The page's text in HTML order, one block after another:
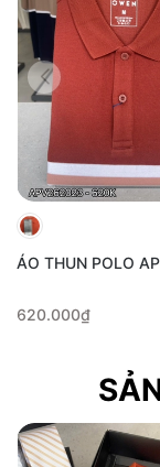
ÁO THUN POLO
620.000₫